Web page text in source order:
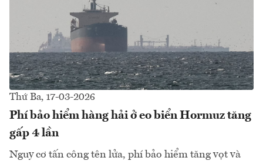
Thứ Ba, 17-03-2026
Phí bảo hiểm hàng hải ở eo biển Hormuz tăng
gấp 4 lần
Nguy cơ tấn công tên lửa, phí bảo hiểm tăng vọt và